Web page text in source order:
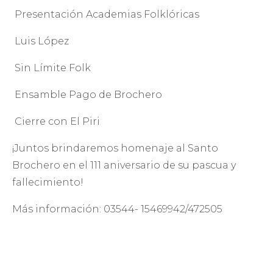
Presentación Academias Folklóricas
Luis López
Sin Límite Folk
Ensamble Pago de Brochero
Cierre con El Piri
¡Juntos brindaremos homenaje al Santo
Brochero en el 111 aniversario de su pascua y
fallecimiento!
Más información: 03544- 15469942/472505